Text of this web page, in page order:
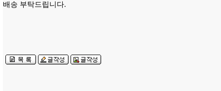
배송 부탁드립니다.